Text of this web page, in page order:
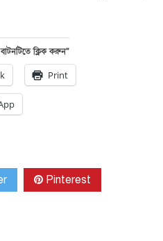
ক্লিক করুন”
Print
Pinterest